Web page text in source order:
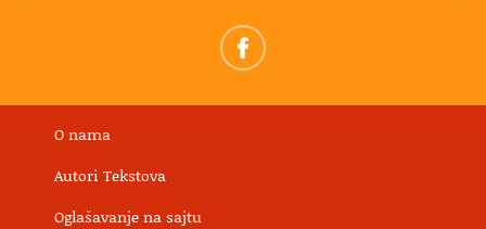
O nama
Autori Tekstova
Oglašavanje na sajtu